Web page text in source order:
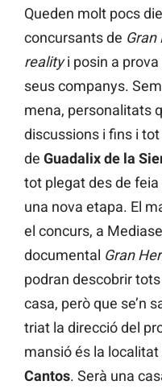
Queden molt pocs
concursants de
realityi posin a
seus companys.
mena, personalitats
discussions i fins i
de Guadalix de la
tot plegat des de
una nova etapa. El
el concurs, a
documental Gran
podran descobrir
casa, però que se’n
triat la direcció del
mansió és la
Cantos. Serà una